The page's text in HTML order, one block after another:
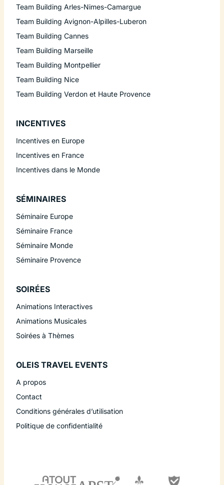
Team Building Arles-Nimes-Camargue
Team Building Avignon-Alpilles-Luberon
Team Building Cannes
Team Building Marseille
Team Building Montpellier
Team Building Nice
Team Building Verdon et Haute Provence
INCENTIVES
Incentives en Europe
Incentives en France
Incentives dans le Monde
SÉMINAIRES
Séminaire Europe
Séminaire France
Séminaire Monde
Séminaire Provence
SOIRÉES
Animations Interactives
Animations Musicales
Soirées à Thèmes
OLEIS TRAVEL EVENTS
A propos
Contact
Conditions générales d’utilisation
Politique de confidentialité